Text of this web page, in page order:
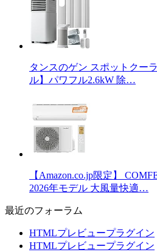
タンスのゲン スポットクー
ル】パワフル2.6kW 除…
【Amazon.co.jp限定】
2026年モデル 大風量快適…
最近のフォーラム
HTMLプレビュープラグイン
HTMLプレビュープラグイン